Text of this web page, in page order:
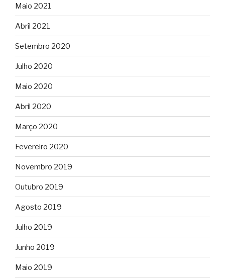
Maio 2021
Abril 2021
Setembro 2020
Julho 2020
Maio 2020
Abril 2020
Março 2020
Fevereiro 2020
Novembro 2019
Outubro 2019
Agosto 2019
Julho 2019
Junho 2019
Maio 2019